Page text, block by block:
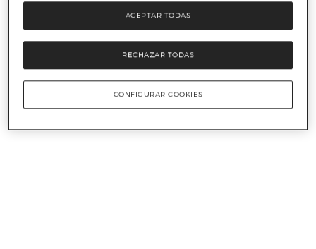
RECHAZAR TODAS
ACEPTAR TODAS
CONFIGURAR COOKIES